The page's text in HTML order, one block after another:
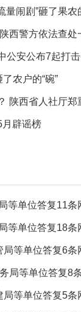
量闹剧”砸了果农
法查处一起涉高考网络
打击整治网谣网暴典型
农户的“碗”
重声明 谨防职称评审不实言
月辟谣榜
单位答复11条网民
单位答复18条网民
单位答复6条网民
单位答复8条网民
单位答复5条网民